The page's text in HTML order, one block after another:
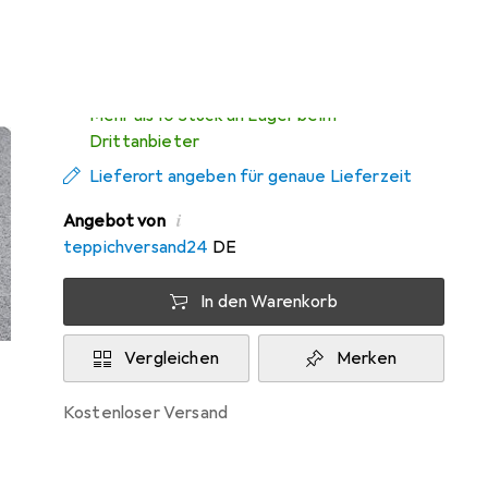
Mehr als 10 Stück an Lager beim
Drittanbieter
Lieferort angeben für genaue Lieferzeit
Angebot von i
teppichversand24 DE
In den Warenkorb
Vergleichen Merken
kostenloser Versand